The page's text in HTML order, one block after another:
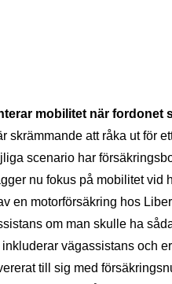
mobilitet när fordonet
skrämmande att råka ut för
scenario har
nu fokus på mobilitet vid
en motorförsäkring hos
om man skulle ha
vägassistans och
till sig med